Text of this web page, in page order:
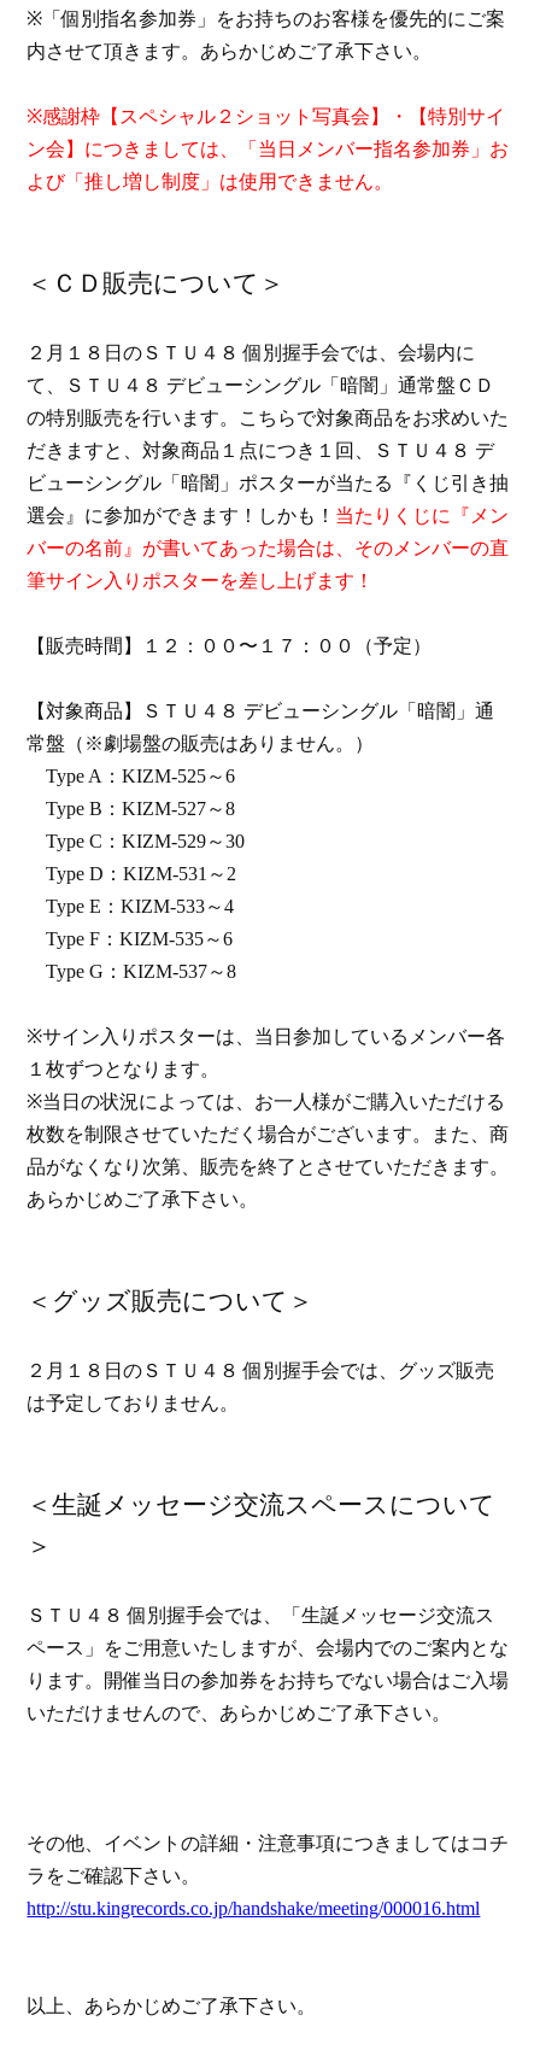
※「個別指名参加券」をお持ちのお客様を優先的にご案
内させて頂きます。あらかじめご了承下さい。
※感謝枠【スペシャル２ショット写真会】・【特別サイ
ン会】につきましては、「当日メンバー指名参加券」お
よび「推し増し制度」は使用できません。
＜ＣＤ販売について＞
２月１８日のＳＴＵ４８ 個別握手会では、会場内に
て、ＳＴＵ４８ デビューシングル「暗闇」通常盤ＣＤ
の特別販売を行います。こちらで対象商品をお求めいた
だきますと、対象商品１点につき１回、ＳＴＵ４８ デ
ビューシングル「暗闇」ポスターが当たる『くじ引き抽
選会』に参加ができます！しかも！ 当たりくじに『メン
バーの名前』が書いてあった場合は、そのメンバーの直
筆サイン入りポスターを差し上げます！
【販売時間】１２：００〜１７：００（予定）
【対象商品】ＳＴＵ４８ デビューシングル「暗闇」通
常盤（※劇場盤の販売はありません。）
Type A ：KIZM-525～6
Type B ：KIZM-527～8
Type C ：KIZM-529～30
Type D ：KIZM-531 ～ 2
Type E ：KIZM-533～4
Type F ：KIZM-535～6
Type G ：KIZM-537～8
※サイン入りポスターは、当日参加しているメンバー各
１枚ずつとなります。
※当日の状況によっては、お一人様がご購入いただける
枚数を制限させていただく場合がございます。また、商
品がなくなり次第、販売を終了とさせていただきます。
あらかじめご了承下さい。
＜グッズ販売について＞
２月１８日のＳＴＵ４８ 個別握手会では、グッズ販売
は予定しておりません。
＜生誕メッセージ交流スペースについて
＞
ＳＴＵ４８ 個別握手会では、「生誕メッセージ交流ス
ペース」をご用意いたしますが、会場内でのご案内とな
ります。開催当日の参加券をお持ちでない場合はご入場
いただけませんので、あらかじめご了承下さい。
その他、イベントの詳細・注意事項につきましてはコチ
ラをご確認下さい。
http://stu.kingrecords.co.jp/handshake/meeting/000016.html
以上、あらかじめご了承下さい。